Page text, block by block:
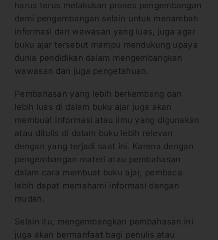
harus terus melakukan proses pengembangan
demi pengembangan selain untuk menambah
informasi dan wawasan yang luas, juga agar
buku ajar tersebut mampu mendukung upaya
dunia pendidikan dalam mengembangkan
wawasan dan juga pengetahuan.
Pembahasan yang lebih berkembang dan
lebih luas di dalam buku ajar juga akan
membuat informasi atau ilmu yang digunakan
atau ditulis di dalam buku lebih relevan
dengan yang terjadi saat ini. Karena dengan
pengembangan materi atau pembahasan
dalam cara membuat buku ajar, pembaca
lebih dapat memahami informasi dengan
mudah.
Selain itu, mengembangkan pembahasan ini
juga akan bermanfaat bagi penulis atau